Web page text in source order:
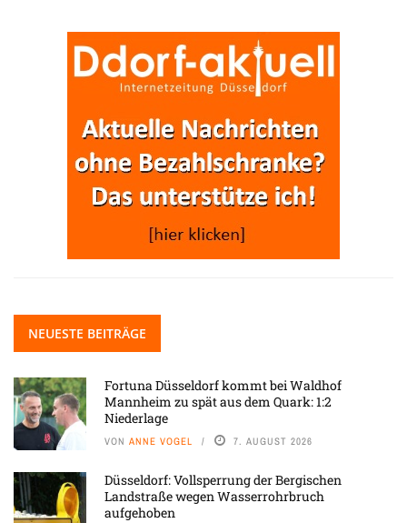
NEUESTE BEITRÄGE
Fortuna Düsseldorf kommt bei Waldhof
Mannheim zu spät aus dem Quark: 1:2
Niederlage
VON ANNE VOGEL 7. AUGUST 2026
Düsseldorf: Vollsperrung der Bergischen
Landstraße wegen Wasserrohrbruch
aufgehoben